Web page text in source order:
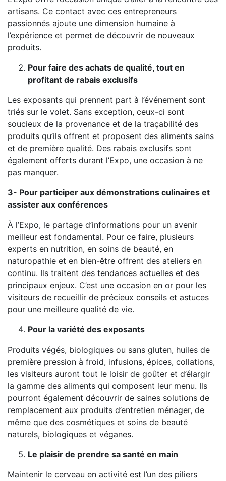
artisans. Ce contact avec ces entrepreneurs
passionnés ajoute une dimension humaine à
l’expérience et permet de découvrir de nouveaux
produits.
Pour faire des achats de qualité, tout en
profitant de rabais exclusifs
Les exposants qui prennent part à l’événement sont
triés sur le volet. Sans exception, ceux-ci sont
soucieux de la provenance et de la traçabilité des
produits qu’ils offrent et proposent des aliments sains
et de première qualité. Des rabais exclusifs sont
également offerts durant l’Expo, une occasion à ne
pas manquer.
3- Pour participer aux démonstrations culinaires et
assister aux conférences
À l’Expo, le partage d’informations pour un avenir
meilleur est fondamental. Pour ce faire, plusieurs
experts en nutrition, en soins de beauté, en
naturopathie et en bien-être offrent des ateliers en
continu. Ils traitent des tendances actuelles et des
principaux enjeux. C’est une occasion en or pour les
visiteurs de recueillir de précieux conseils et astuces
pour une meilleure qualité de vie.
Pour la variété des exposants
Produits végés, biologiques ou sans gluten, huiles de
première pression à froid, infusions, épices, collations,
les visiteurs auront tout le loisir de goûter et d’élargir
la gamme des aliments qui composent leur menu. Ils
pourront également découvrir de saines solutions de
remplacement aux produits d’entretien ménager, de
même que des cosmétiques et soins de beauté
naturels, biologiques et véganes.
Le plaisir de prendre sa santé en main
Maintenir le cerveau en activité est l’un des piliers